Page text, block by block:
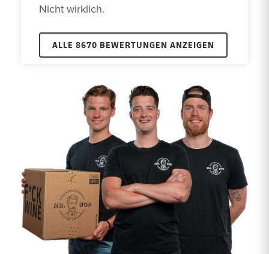
Nicht wirklich.
ALLE 8670 BEWERTUNGEN ANZEIGEN